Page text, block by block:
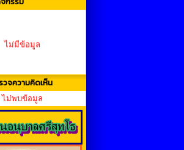
วจความคิดเห็น
ไม่พบข้อมูล